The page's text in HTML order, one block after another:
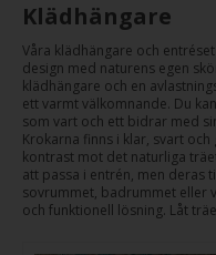
Klädhängare
Våra klädhängare och
design med naturens egen
klädhängare och en
ett varmt välkomnande. Du
som vart och ett bidrar med
Krokarna finns i klar, svart
kontrast mot det naturliga
att passa i entrén, men deras
sovrummet, badrummet eller
och funktionell lösning. Låt